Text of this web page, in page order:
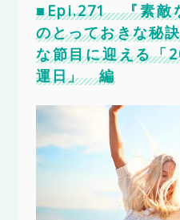
■Epi.271 『素敵
のとっておきな秘
な節目に迎える「
運日」 編